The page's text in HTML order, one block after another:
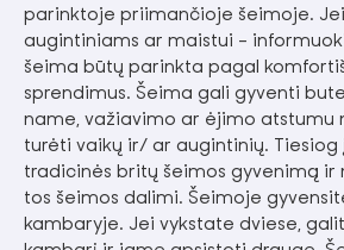
parinktoje priimančioje šeimoje.
augintiniams ar maistui -
šeima būtų parinkta pagal
sprendimus. Šeima gali gyventi
name, važiavimo ar ėjimo atstumu
turėti vaikų ir/ ar augintinių. Tiesiog
tradicinės britų šeimos gyvenimą ir
tos šeimos dalimi. Šeimoje
kambaryje. Jei vykstate dviese,